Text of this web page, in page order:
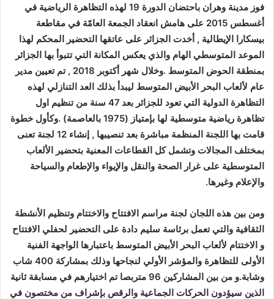
فوز مدينة وهران باحتضان الدورة 19 لهذه التظاهرة الرياضية في
أغسطس 2015 على هامش انعقاد الجمعة العامّة في مقاطعة
بيسكارا الإيطالية , أخدت الجزائر على عاتقها التحضير المحكم لهذا
الموعد المتوسطي الهام والذي يعكس المكانة التي تتبوأ بها الجزائر
بمنطقة الحوض المتوسط .وخلال شهر أكتوبر 2018 , تم تعيين مدير
عام لألعاب البحر الأبيض المتوسط ليبدأ بذلك العد التنازلي لهذه
التظاهرة الدولية التي تعود للجزائر بعد 47 سنة من تنظيم اول
تظاهرة رياضية متوسطية لها بإمتياز (1975 بالعاصمة) .وكأول خطوة
قامت بها اللجنة المنظمة مباشرة بعد تنصيبها , إنشاء 12 لجنة تعنى
بمختلف المجالات وتشمل كل القطاعات المعنية بتحضير الألعاب
المتوسطية على غرار الصحة والنقل والإيواء والإطعام والسياحة
والإعلام وغيرها.
ومن بين هذه اللجان لجنة مراسم الافتتاح والاختتام وتنظيم الأنشطة
الثقافية والتي تعمل برئاسة سليم دادة على التحضير لحفلي الافتتاح
و الاختتام لألعاب البحر الأبيض المتوسط باعتبارها الواجهة الفنية
الأولى للتظاهرة والمؤشر الأولي لنجاحها وذلك بمشاركة 400 شاب
وشابة.و من بين المشاركين 96 متربصا تم اختيارهم في مسابقة ثانية
الذين سيؤدون الحركات الجماعية والرقص بإشراف من مختصون في